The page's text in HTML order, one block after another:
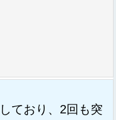
ており、2回も突